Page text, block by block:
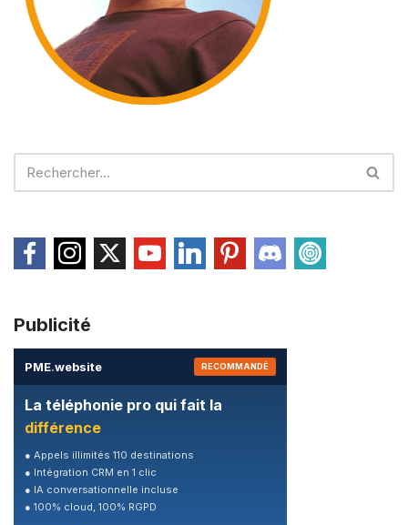
Publicité
PME.website RECOMMANDÉ
La téléphonie pro qui fait la
différence
● Appels illimités 110 destinations
● Intégration CRM en 1 clic
● IA conversationnelle incluse
● 100% cloud, 100% RGPD